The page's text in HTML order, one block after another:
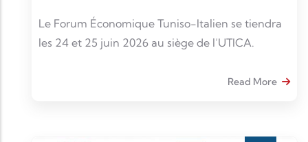
Le Forum Économique Tuniso-Italien se tiendra
les 24 et 25 juin 2026 au siège de l’UTICA.
Read More